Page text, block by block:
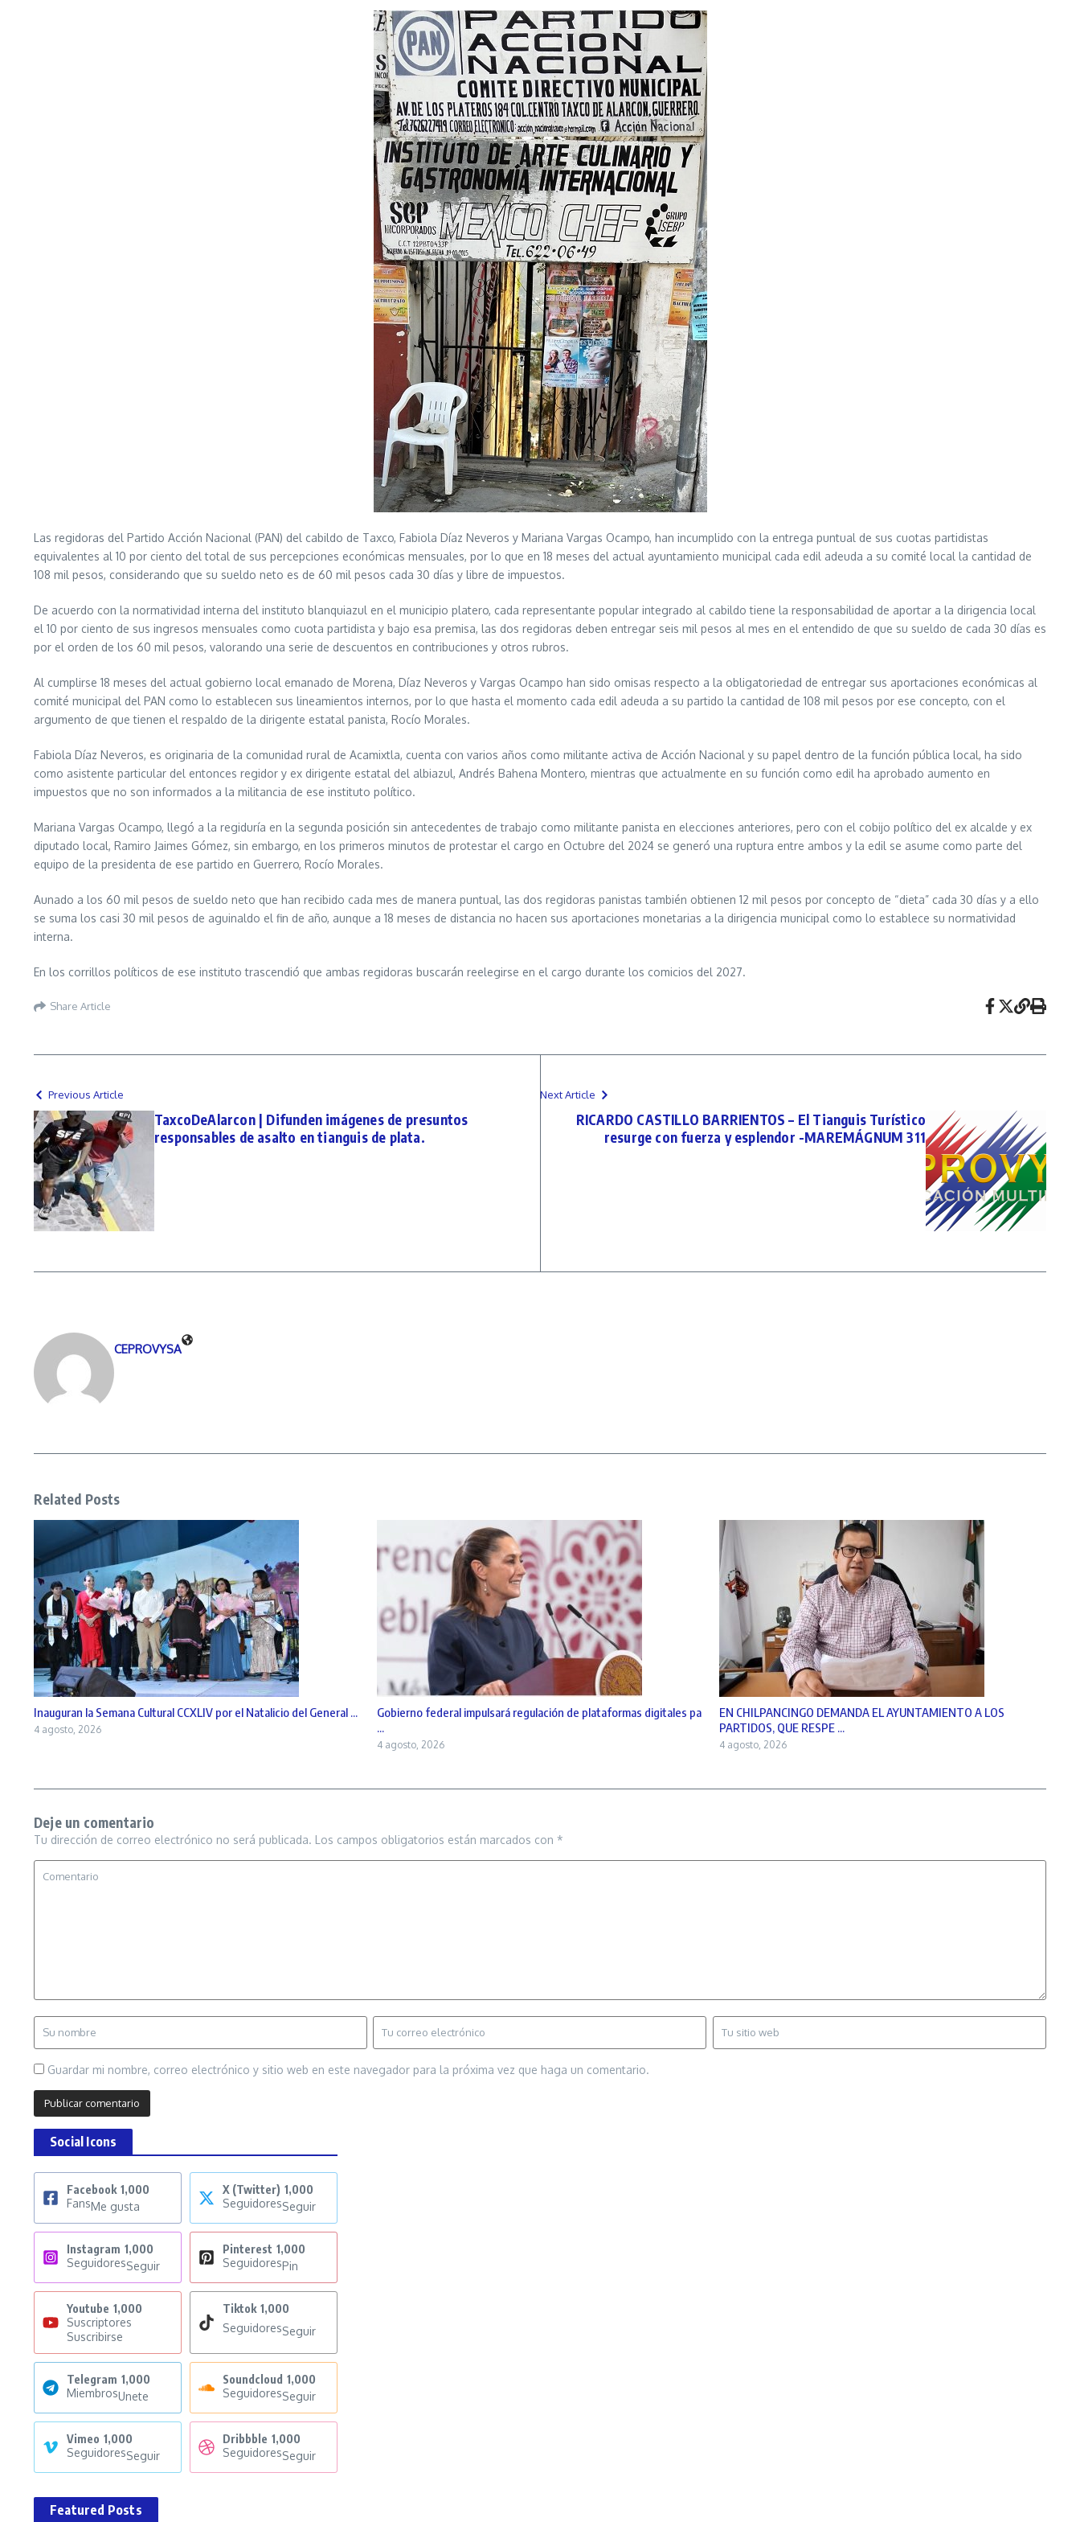
Las regidoras del Partido Acción Nacional (PAN) del cabildo de Taxco, Fabiola Díaz Neveros y Mariana Vargas Ocampo, han incumplido con la entrega puntual de sus cuotas partidistas
equivalentes al 10 por ciento del total de sus percepciones económicas mensuales, por lo que en 18 meses del actual ayuntamiento municipal cada edil adeuda a su comité local la cantidad de
108 mil pesos, considerando que su sueldo neto es de 60 mil pesos cada 30 días y libre de impuestos.
De acuerdo con la normatividad interna del instituto blanquiazul en el municipio platero, cada representante popular integrado al cabildo tiene la responsabilidad de aportar a la dirigencia local
el 10 por ciento de sus ingresos mensuales como cuota partidista y bajo esa premisa, las dos regidoras deben entregar seis mil pesos al mes en el entendido de que su sueldo de cada 30 días es
por el orden de los 60 mil pesos, valorando una serie de descuentos en contribuciones y otros rubros.
Al cumplirse 18 meses del actual gobierno local emanado de Morena, Díaz Neveros y Vargas Ocampo han sido omisas respecto a la obligatoriedad de entregar sus aportaciones económicas al
comité municipal del PAN como lo establecen sus lineamientos internos, por lo que hasta el momento cada edil adeuda a su partido la cantidad de 108 mil pesos por ese concepto, con el
argumento de que tienen el respaldo de la dirigente estatal panista, Rocío Morales.
Fabiola Díaz Neveros, es originaria de la comunidad rural de Acamixtla, cuenta con varios años como militante activa de Acción Nacional y su papel dentro de la función pública local, ha sido
como asistente particular del entonces regidor y ex dirigente estatal del albiazul, Andrés Bahena Montero, mientras que actualmente en su función como edil ha aprobado aumento en
impuestos que no son informados a la militancia de ese instituto político.
Mariana Vargas Ocampo, llegó a la regiduría en la segunda posición sin antecedentes de trabajo como militante panista en elecciones anteriores, pero con el cobijo político del ex alcalde y ex
diputado local, Ramiro Jaimes Gómez, sin embargo, en los primeros minutos de protestar el cargo en Octubre del 2024 se generó una ruptura entre ambos y la edil se asume como parte del
equipo de la presidenta de ese partido en Guerrero, Rocío Morales.
Aunado a los 60 mil pesos de sueldo neto que han recibido cada mes de manera puntual, las dos regidoras panistas también obtienen 12 mil pesos por concepto de “dieta” cada 30 días y a ello
se suma los casi 30 mil pesos de aguinaldo el fin de año, aunque a 18 meses de distancia no hacen sus aportaciones monetarias a la dirigencia municipal como lo establece su normatividad
interna.
En los corrillos políticos de ese instituto trascendió que ambas regidoras buscarán reelegirse en el cargo durante los comicios del 2027.
Share Article
Previous Article
TaxcoDeAlarcon | Difunden imágenes de presuntos
responsables de asalto en tianguis de plata.
Next Article
RICARDO CASTILLO BARRIENTOS – El Tianguis Turístico
resurge con fuerza y esplendor -MAREMÁGNUM 311
CEPROVYSA
Related Posts
Inauguran la Semana Cultural CCXLIV por el Natalicio del General ...
4 agosto, 2026
Gobierno federal impulsará regulación de plataformas digitales pa
...
4 agosto, 2026
EN CHILPANCINGO DEMANDA EL AYUNTAMIENTO A LOS
PARTIDOS, QUE RESPE ...
4 agosto, 2026
Deje un comentario
Tu dirección de correo electrónico no será publicada. Los campos obligatorios están marcados con *
Guardar mi nombre, correo electrónico y sitio web en este navegador para la próxima vez que haga un comentario.
Social Icons
Facebook 1,000
FansMe gusta
X (Twitter) 1,000
SeguidoresSeguir
Instagram 1,000
SeguidoresSeguir
Pinterest 1,000
SeguidoresPin
Youtube 1,000
Suscriptores
Suscribirse
Tiktok 1,000
SeguidoresSeguir
Telegram 1,000
MiembrosUnete
Soundcloud 1,000
SeguidoresSeguir
Vimeo 1,000
SeguidoresSeguir
Dribbble 1,000
SeguidoresSeguir
Featured Posts